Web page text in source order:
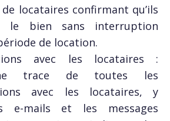
locataires confirmant qu’ils
le bien sans interruption
de location.
avec les locataires :
trace de toutes les
avec les locataires, y
e-mails et les messages